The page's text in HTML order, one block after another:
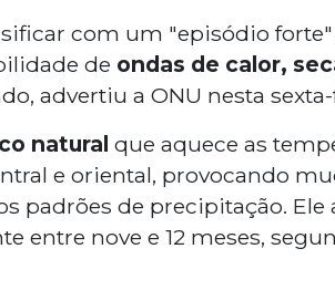
com um "episódio
de ondas de calor,
advertiu a ONU nesta sexta-
natural que aquece as
e oriental, provocando
padrões de precipitação. Ele
entre nove e 12 meses,